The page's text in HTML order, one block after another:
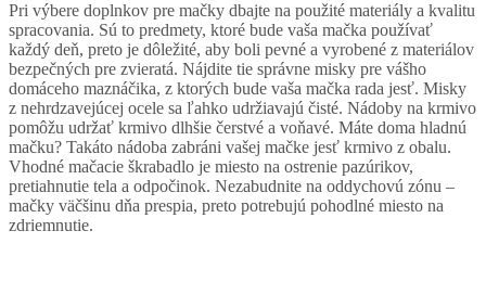
Pri výbere doplnkov pre mačky dbajte na použité materiály a kvalitu
spracovania. Sú to predmety, ktoré bude vaša mačka používať
každý deň, preto je dôležité, aby boli pevné a vyrobené z materiálov
bezpečných pre zvieratá. Nájdite tie správne misky pre vášho
domáceho maznáčika, z ktorých bude vaša mačka rada jesť. Misky
z nehrdzavejúcej ocele sa ľahko udržiavajú čisté. Nádoby na krmivo
pomôžu udržať krmivo dlhšie čerstvé a voňavé. Máte doma hladnú
mačku? Takáto nádoba zabráni vašej mačke jesť krmivo z obalu.
Vhodné mačacie škrabadlo je miesto na ostrenie pazúrikov,
pretiahnutie tela a odpočinok. Nezabudnite na oddychovú zónu –
mačky väčšinu dňa prespia, preto potrebujú pohodlné miesto na
zdriemnutie.